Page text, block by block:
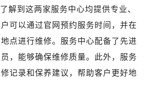
解到这两家服务中心均提供专业、
可以通过官网预约服务时间，并在
点进行维修。服务中心配备了先进
，能够确保维修质量。此外，服务
记录和保养建议，帮助客户更好地